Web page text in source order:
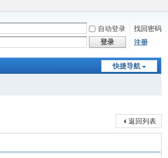
自动登录
找回密码
登录 注册
快捷导航
返回列表